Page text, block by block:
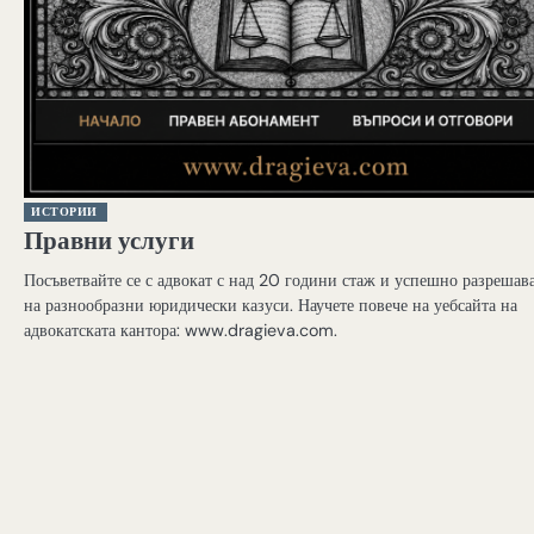
ИСТОРИИ
Правни услуги
Посъветвайте се с адвокат с над 20 години стаж и успешно
на разнообразни юридически казуси. Научете повече на уебсайта на
адвокатската кантора: www.dragieva.com.